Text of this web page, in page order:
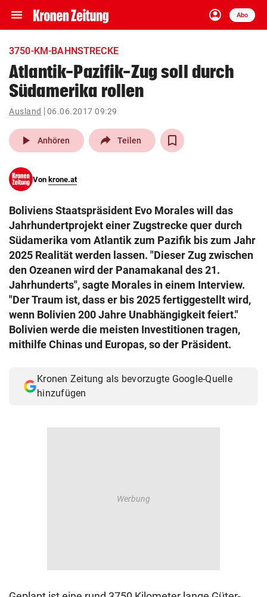
menu Navigation
ein-/ausklappen
account_circle
Anmelden
Abo
close Schließen
account_circle Anmelden
pin_drop
Wien arrow_right
search
eingeben
Muthgasse 2, 1190 Wien
3750-KM-BAHNSTRECKE
Atlantik-Pazifik-Zug soll durch
Südamerika rollen
Ausland 06.06.2017 09:29
play_arrow Anhören Teilen
Von krone.at
Boliviens Staatspräsident Evo Morales will das
Jahrhundertprojekt einer Zugstrecke quer durch
Südamerika vom Atlantik zum Pazifik bis zum Jahr
2025 Realität werden lassen. "Dieser Zug zwischen
den Ozeanen wird der Panamakanal des 21.
Jahrhunderts", sagte Morales in einem Interview.
"Der Traum ist, dass er bis 2025 fertiggestellt wird,
wenn Bolivien 200 Jahre Unabhängigkeit feiert."
Bolivien werde die meisten Investitionen tragen,
mithilfe Chinas und Europas, so der Präsident.
Kronen Zeitung als bevorzugte Google-Quelle
hinzufügen